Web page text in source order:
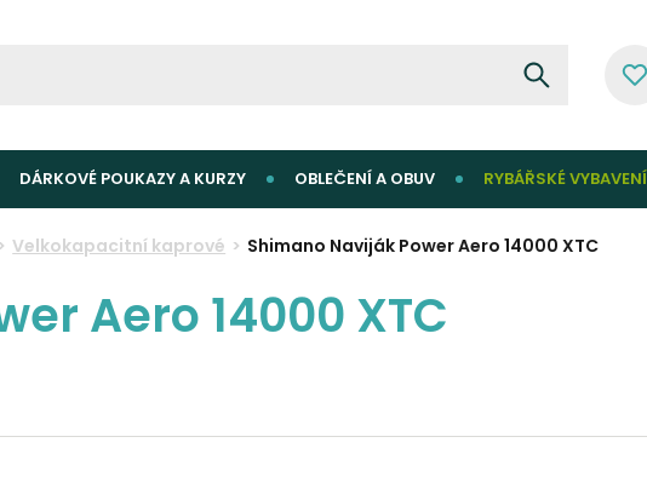
DÁRKOVÉ POUKAZY A KURZY OBLEČENÍ A OBUV RYBÁŘSKÉ VYBAVENÍ
Velkokapacitní kaprové Shimano Naviják Power Aero 14000 XTC
Aero 14000 XTC